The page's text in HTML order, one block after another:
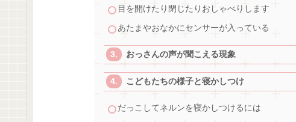
目を開けたり閉じたりおしゃべりします
あたまやおなかにセンサーが入っている
おっさんの声が聞こえる現象
こどもたちの様子と寝かしつけ
だっこしてネルンを寝かしつけるには